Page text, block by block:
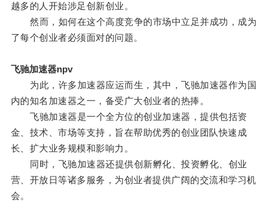
越多的人开始涉足创新创业。
然而，如何在这个高度竞争的市场中立足并成功，成为
了每个创业者必须面对的问题。
飞驰加速器npv
为此，许多加速器应运而生，其中，飞驰加速器作为国
内的知名加速器之一，备受广大创业者的热捧。
飞驰加速器是一个全方位的创业加速器，提供包括资
金、技术、市场等支持，旨在帮助优秀的创业团队快速成
长、扩大业务规模和影响力。
同时，飞驰加速器还提供创新孵化、投资孵化、创业
营、开放日等诸多服务，为创业者提供广阔的交流和学习机
会。